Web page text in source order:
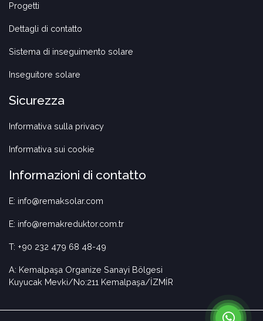
Progetti
Dettagli di contatto
Sistema di inseguimento solare
Inseguitore solare
Sicurezza
Informativa sulla privacy
Informativa sui cookie
Informazioni di contatto
E: info@remaksolar.com
E: info@remakreduktor.com.tr
T: +90 232 479 68 48-49
A: Kemalpaşa Organize Sanayi Bölgesi
Kuyucak Mevki/No:211 Kemalpaşa/İZMİR